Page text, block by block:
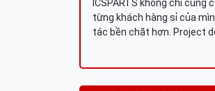
ICSPARTS không chỉ
từng khách hàng sỉ của
tác bền chặt hơn. Project